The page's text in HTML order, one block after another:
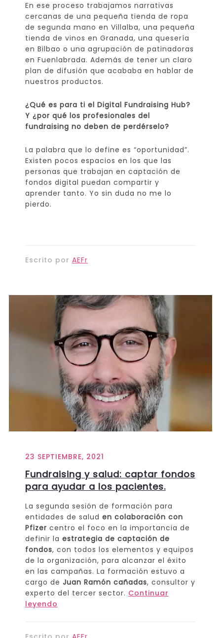
En ese proceso trabajamos narrativas
cercanas de una pequeña tienda de ropa
de segunda mano en Villalba, una pequeña
tienda de vinos en Granada, una quesería
en Bilbao o una agrupación de patinadoras
en Fuenlabrada. Además de tener un claro
plan de difusión que acababa en hablar de
nuestros productos.
¿Qué es para ti el Digital Fundraising Hub?
Y ¿por qué los profesionales del
fundraising no deben de perdérselo?
La palabra que lo define es “oportunidad”.
Existen pocos espacios en los que las
personas que trabajan en captación de
fondos digital puedan compartir y
aprender tanto. Yo sin duda no me lo
pierdo.
Escrito por AEFr
23 SEPTIEMBRE, 2021
Fundraising y salud: captar fondos
para ayudar a los pacientes.
La segunda sesión de formación para
entidades de salud en colaboración con
Pfizer centro el foco en la importancia de
definir la estrategia de captación de
fondos, con todos los elementos y equipos
de la organización, para alcanzar el éxito
en las campañas. La formación estuvo a
cargo de Juan Ramón cañadas, consultor y
experto del tercer sector. Continuar
leyendo